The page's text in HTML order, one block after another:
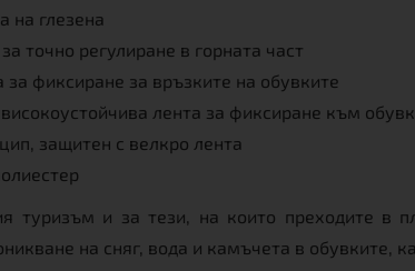
на глезена
точно регулиране в горната част
фиксиране за връзките на обувките
лента за фиксиране към
защитен с велкро лента
туризъм и за тези, на които преходите в
на сняг, вода и камъчета в обувките,